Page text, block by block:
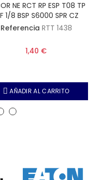
NE RCT RP ESP T08 TP
1/8 BSP S6000 SPR CZ
Referencia RTT 1438
1,40 €
AÑADIR AL CARRITO